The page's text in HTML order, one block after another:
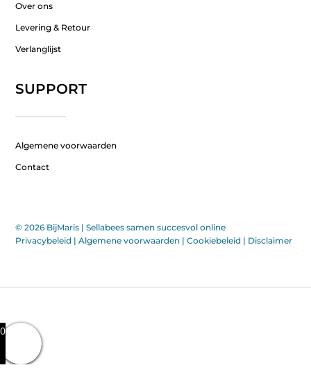
Over ons
Levering & Retour
Verlanglijst
SUPPORT
Algemene voorwaarden
Contact
© 2026 BijMaris |Sellabees samen succesvol online
Privacybeleid |Algemene voorwaarden |Cookiebeleid | Disclaimer
0